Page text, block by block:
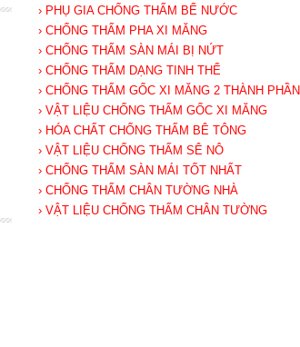
› PHỤ GIA CHỐNG THẤM BỂ NƯỚC
› CHỐNG THẤM PHA XI MĂNG
› CHỐNG THẤM SÀN MÁI BỊ NỨT
› CHỐNG THẤM DẠNG TINH THỂ
› CHỐNG THẤM GỐC XI MĂNG 2 THÀNH PHẦN
› VẬT LIỆU CHỐNG THẤM GỐC XI MĂNG
› HÓA CHẤT CHỐNG THẤM BÊ TÔNG
› VẬT LIỆU CHỐNG THẤM SÊ NÔ
› CHỐNG THẤM SÀN MÁI TỐT NHẤT
› CHỐNG THẤM CHÂN TƯỜNG NHÀ
› VẬT LIỆU CHỐNG THẤM CHÂN TƯỜNG